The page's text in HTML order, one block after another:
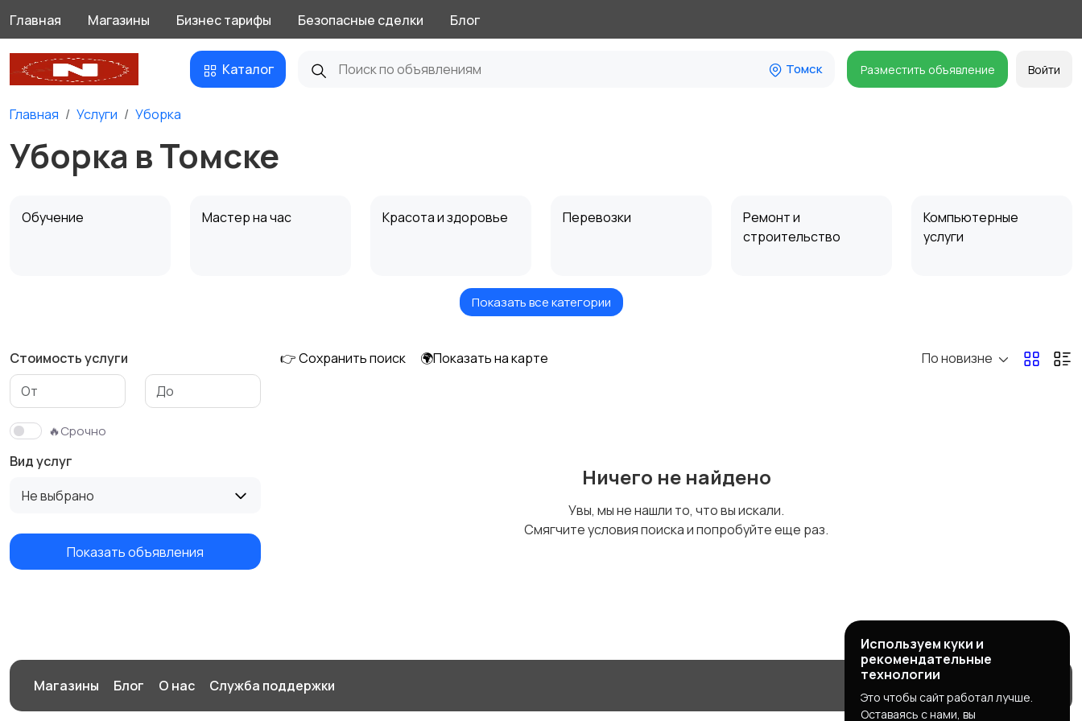
Главная Магазины Бизнес тарифы Безопасные сделки Блог
Каталог Томск Разместить объявление Войти
Главная Услуги Уборка
Уборка в Томске
Обучение Мастер на час Красота и здоровье Перевозки
Ремонт и
строительство
Компьютерные
услуги
Ремонт техники
Изготовление на
заказ
Продукты питания
Показать все категории
Стоимость услуги
🔥Срочно
Вид услуг
Не выбрано
Показать объявления
👉 Сохранить поиск 🌍Показать на карте По новизне
Ничего не найдено
Увы, мы не нашли то, что вы искали.
Смягчите условия поиска и попробуйте еще раз.
Магазины Блог О нас Служба поддержки
Используем куки и
рекомендательные
технологии
Это чтобы сайт работал лучше.
Оставаясь с нами, вы